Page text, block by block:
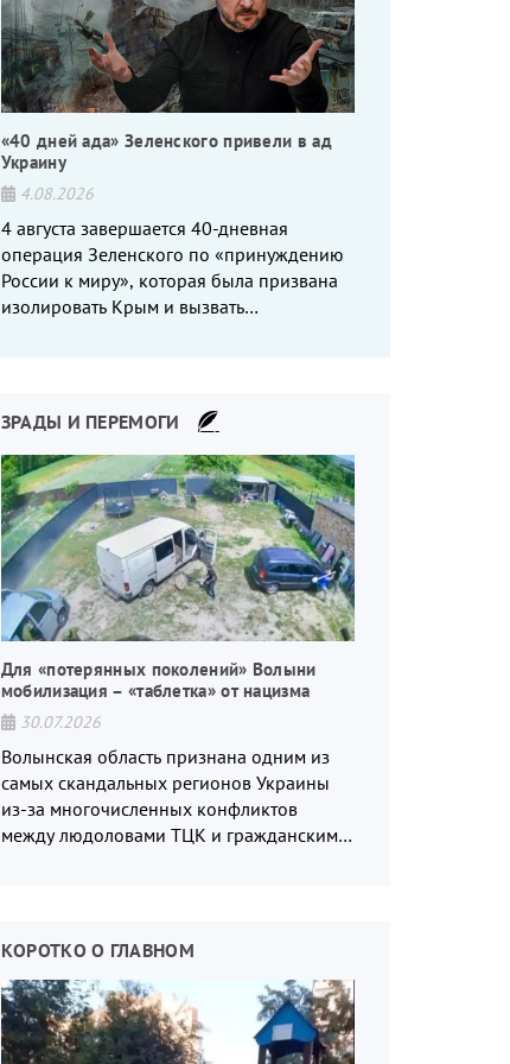
«40 дней ада» Зеленского привели в ад
Украину
4.08.2026
4 августа завершается 40-дневная
операция Зеленского по «принуждению
России к миру», которая была призвана
изолировать Крым и вызвать
ЗРАДЫ И ПЕРЕМОГИ
Для «потерянных поколений» Волыни
мобилизация – «таблетка» от нацизма
30.07.2026
Волынская область признана одним из
самых скандальных регионов Украины
из-за многочисленных конфликтов
между людоловами ТЦК и гражданским
КОРОТКО О ГЛАВНОМ